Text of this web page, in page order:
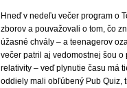
Hneď v nedeľu večer program o
zborov a pouvažovali o tom, čo
úžasné chvály – a teenagerov
večer patril aj vedomostnej šou o
relativity – veď plynutie času má
oddiely mali obľúbený Pub Quiz,